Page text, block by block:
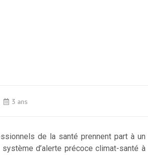
3 ans
de la santé prennent part à un
d’alerte précoce climat-santé à